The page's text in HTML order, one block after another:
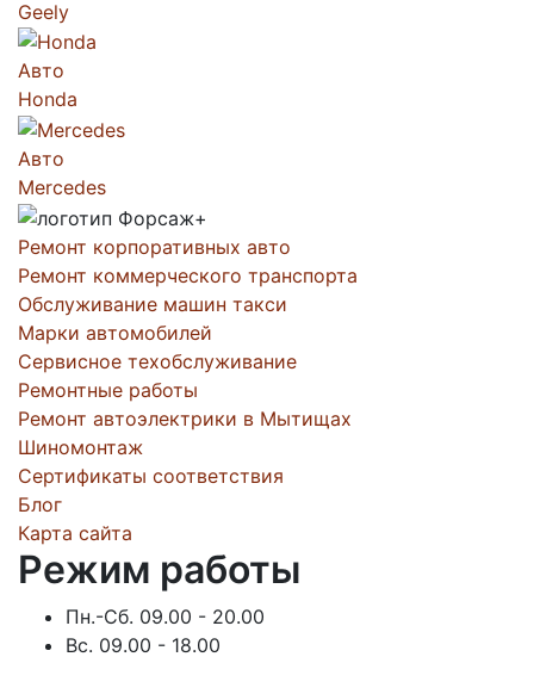
Geely
Авто
Honda
Авто
Mercedes
Ремонт корпоративных авто
Ремонт коммерческого транспорта
Обслуживание машин такси
Марки автомобилей
Сервисное техобслуживание
Ремонтные работы
Ремонт автоэлектрики в Мытищах
Шиномонтаж
Сертификаты соответствия
Блог
Карта сайта
Режим работы
Пн.-Сб. 09.00 - 20.00
Вс. 09.00 - 18.00